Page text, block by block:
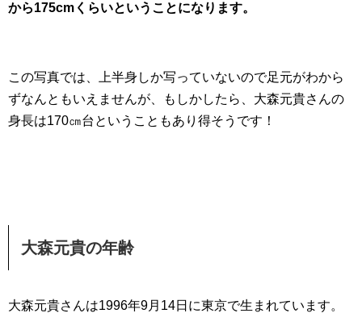
から175cmくらいということになります。
この写真では、上半身しか写っていないので足元がわから
ずなんともいえませんが、もしかしたら、大森元貴さんの
身長は170㎝台ということもあり得そうです！
大森元貴の年齢
大森元貴さんは1996年9月14日に東京で生まれています。